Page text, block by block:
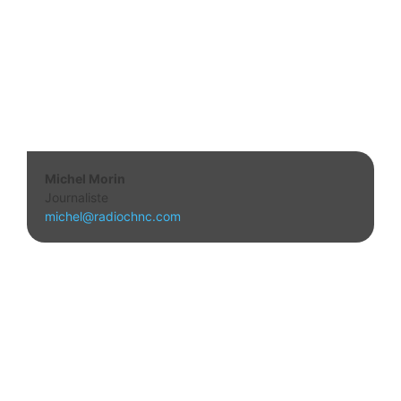
Michel Morin
Journaliste
michel@radiochnc.com